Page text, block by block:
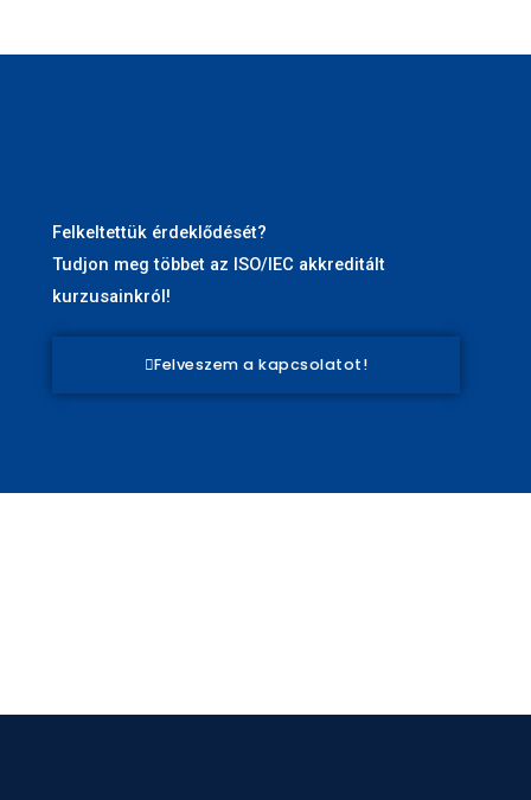
Felkeltettük érdeklődését?
Tudjon meg többet az ISO/IEC akkreditált
kurzusainkról!
Felveszem a kapcsolatot!